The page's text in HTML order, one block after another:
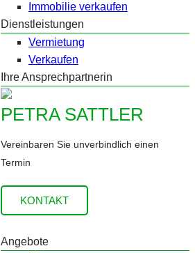
Immobilie verkaufen
Dienstleistungen
Vermietung
Verkaufen
Ihre Ansprechpartnerin
PETRA SATTLER
Vereinbaren Sie unverbindlich einen
Termin
KONTAKT
Angebote